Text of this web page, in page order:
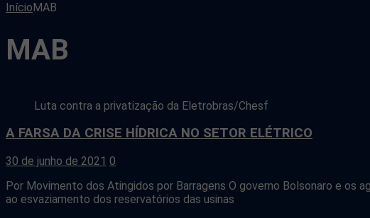
InícioMAB
MAB
Luta contra a privatização da Eletrobras/Chesf
A FARSA DA CRISE HÍDRICA NO SETOR ELÉTRICO
30 de junho de 2021 0
Por Movimento dos Atingidos por Barragens O governo Bolsonaro e os
ao esvaziamento dos reservatórios das usinas